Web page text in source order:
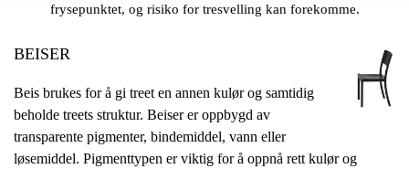
frysepunktet, og risiko for tresvelling kan forekomme.
BEISER
Beis brukes for å gi treet en annen kulør og samtidig
beholde treets struktur. Beiser er oppbygd av
transparente pigmenter, bindemiddel, vann eller
løsemiddel. Pigmenttypen er viktig for å oppnå rett kulør og